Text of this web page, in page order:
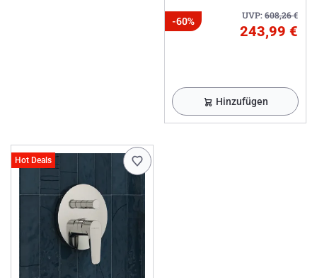
UVP:608,26€
-60%
243,99 €
Hinzufügen
Hot Deals